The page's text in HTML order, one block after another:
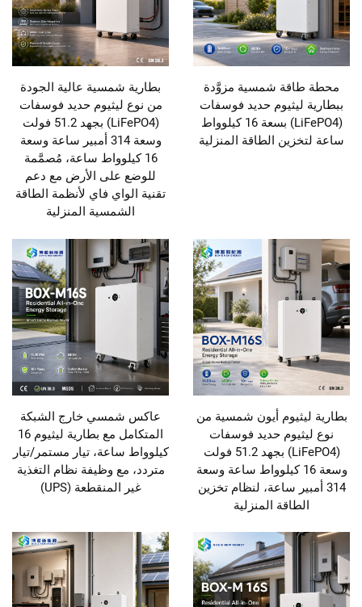
محطة طاقة شمسية مزوَّدة
ببطارية ليثيوم حديد فوسفات
(LiFePO4) بسعة 16 كيلوواط
ساعة لتخزين الطاقة المنزلية
بطارية شمسية عالية الجودة
من نوع ليثيوم حديد فوسفات
(LiFePO4) بجهد 51.2 فولت
وسعة 314 أمبير ساعة وسعة
16 كيلوواط ساعة، مُصمَّمة
للوضع على الأرض مع دعم
تقنية الواي فاي لأنظمة الطاقة
الشمسية المنزلية
بطارية ليثيوم أيون شمسية من
نوع ليثيوم حديد فوسفات
(LiFePO4) بجهد 51.2 فولت
وسعة 16 كيلوواط ساعة وسعة
314 أمبير ساعة، لنظام تخزين
الطاقة المنزلية
عاكس شمسي خارج الشبكة
المتكامل مع بطارية ليثيوم 16
كيلوواط ساعة، تيار مستمر/تيار
متردد، مع وظيفة نظام التغذية
غير المنقطعة (UPS)